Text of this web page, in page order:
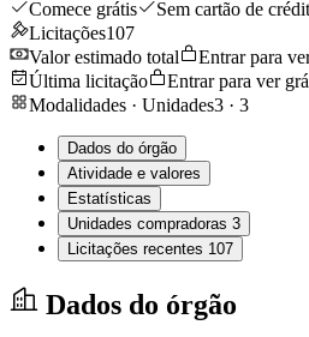
Comece grátis
Sem cartão de
Licitações107
Valor estimado total
Entrar para
Última licitação
Entrar para ver
Modalidades · Unidades3 · 3
Dados do órgão
Atividade e valores
Estatísticas
Unidades compradoras 3
Licitações recentes 107
Dados do órgão